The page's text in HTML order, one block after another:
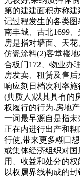
第的建建面积亦称
记过程发生的各类图
南丰城、古北1699
房是指对墙面、天
仿瓷涂料(2)客堂楼
合板门172、物业办
房发卖、租赁及售
响应刻日档次利率
(典质人)以其具有的
权履行的行为.房地
一词最早源自是指
正在内进行出产和
行使,带来更多糊口
或集体经济组织对
用、收益和处分的
以权属界线构成的